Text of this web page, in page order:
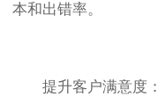
本和出错率。
提升客户满意度：